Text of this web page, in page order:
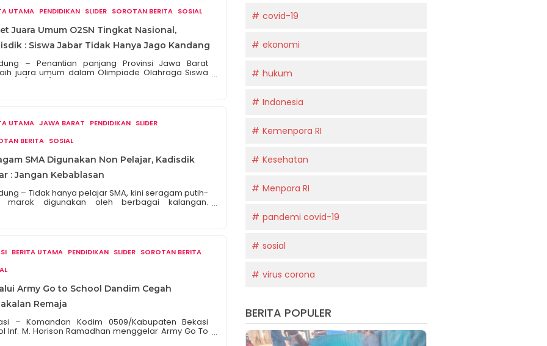
Kota (Pemkot) dan Pemerintah Kabupaten
Khususnya untuk PAUD (Pendidikan Anak Usia
[…]
UTAMA PENDIDIKAN SLIDER SOROTAN BERITA SOSIAL
Juara Umum O2SN Tingkat Nasional,
: Siswa Jabar Tidak Hanya Jago Kandang
– Penantian panjang Provinsi Jawa Barat
juara umum dalam Olimpiade Olahraga Siswa
(O2SN) Tingkat Nasional terbayar di tahun
2022. Dalam gelaran O2SN 2022 ini, Jabar
UTAMA JAWA BARAT PENDIDIKAN SLIDER
BERITA SOSIAL
SMA Digunakan Non Pelajar, Kadisdik
: Jangan Kebablasan
– Tidak hanya pelajar SMA, kini seragam putih-
marak digunakan oleh berbagai kalangan.
kesempatan itu, mulai dari Yuni Shara, Reza
hingga Melly […]
BERITA UTAMA PENDIDIKAN SLIDER SOROTAN BERITA
Army Go to School Dandim Cegah
Remaja
– Komandan Kodim 0509/Kabupaten Bekasi
Inf. M. Horison Ramadhan menggelar Army Go To
covid-19
ekonomi
hukum
Indonesia
Kemenpora RI
Kesehatan
Menpora RI
pandemi covid-19
sosial
virus corona
BERITA POPULER